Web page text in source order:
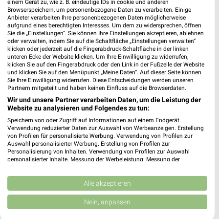
Kaufland Prospekt für Walsrode ab Mo.
den 10.08.
Gültig von 10. Aug. bis 12. Aug.
📅 Kalendereintrag erstellen
PROSPEKT BLÄTTERN
einem Gerät zu, wie z. B. eindeutige IDs in cookie und anderen
Browserspeichern, um personenbezogene Daten zu verarbeiten. Einige
Anbieter verarbeiten Ihre personenbezogenen Daten möglicherweise
aufgrund eines berechtigten Interesses. Um dem zu widersprechen, öffnen
Sie die „Einstellungen“. Sie können Ihre Einstellungen akzeptieren, ablehnen
oder verwalten, indem Sie auf die Schaltfläche „Einstellungen verwalten“
klicken oder jederzeit auf die Fingerabdruck-Schaltfläche in der linken
unteren Ecke der Website klicken. Um Ihre Einwilligung zu widerrufen,
klicken Sie auf den Fingerabdruck oder den Link in der Fußzeile der Website
und klicken Sie auf den Menüpunkt „Meine Daten“. Auf dieser Seite können
Sie Ihre Einwilligung widerrufen. Diese Entscheidungen werden unseren
Partnern mitgeteilt und haben keinen Einfluss auf die Browserdaten.
Wir und unsere Partner verarbeiten Daten, um die Leistung der
Website zu analysieren und Folgendes zu tun:
Speichern von oder Zugriff auf Informationen auf einem Endgerät.
Verwendung reduzierter Daten zur Auswahl von Werbeanzeigen. Erstellung
von Profilen für personalisierte Werbung. Verwendung von Profilen zur
Auswahl personalisierter Werbung. Erstellung von Profilen zur
Personalisierung von Inhalten. Verwendung von Profilen zur Auswahl
personalisierter Inhalte. Messung der Werbeleistung. Messung der
Kombinationen von Daten aus verschiedenen Quellen. Entwicklung und
Verbesserung der Angebote. Verwendung reduzierter Daten zur Auswahl
von Inhalten.
Daten können außerhalb der Europäischen Union weitergegeben und in die
USA gesendet werden.
Alle akzeptieren
Nein, anpassen